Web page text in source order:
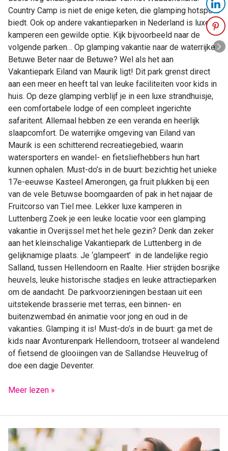
Country Camp is niet de enige keten, die glamping hotspots
biedt. Ook op andere vakantieparken in Nederland is luxe
kamperen een gewilde optie. Kijk bijvoorbeeld naar de
volgende parken… Op glamping vakantie naar de waterrijke
Betuwe Beter naar de Betuwe? Wel als het aan
Vakantiepark Eiland van Maurik ligt! Dit park grenst direct
aan een meer en heeft tal van leuke faciliteiten voor kids in
huis. Op deze glamping verblijf je in een luxe strandhuisje,
een comfortabele lodge of een compleet ingerichte
safaritent. Allemaal hebben ze een veranda en heerlijk
slaapcomfort. De waterrijke omgeving van Eiland van
Maurik is een schitterend recreatiegebied, waarin
watersporters en wandel- en fietsliefhebbers hun hart
kunnen ophalen. Must-do’s in de buurt: bezichtig het unieke
17e-eeuwse Kasteel Amerongen, ga fruit plukken bij een
van de vele Betuwse boomgaarden of pak in het najaar de
Fruitcorso van Tiel mee. Lekker luxe kamperen in
Luttenberg Zoek je een leuke locatie voor een glamping
vakantie in Overijssel met het hele gezin? Denk dan zeker
aan het kleinschalige Vakantiepark de Luttenberg in de
gelijknamige plaats. Je ‘glampeert’ in de landelijke regio
Salland, tussen Hellendoorn en Raalte. Hier strijden bosrijke
heuvels, leuke historische stadjes en leuke attractieparken
om de aandacht. De parkvoorzieningen bestaan uit een
uitstekende brasserie met terras, een binnen- en
buitenzwembad én animatie voor jong en oud in de
vakanties. Glamping it is! Must-do’s in de buurt: ga met de
kids naar Avonturenpark Hellendoorn, trotseer al wandelend
of fietsend de glooiingen van de Sallandse Heuvelrug of
doe een dagje Deventer.
Meer lezen »
TIPS
|